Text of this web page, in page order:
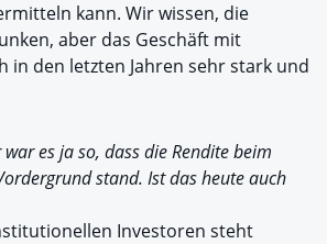
kann. Wir wissen, die
aber das Geschäft mit
in den letzten Jahren sehr stark und
es ja so, dass die Rendite beim
stand. Ist das heute auch
Investoren steht